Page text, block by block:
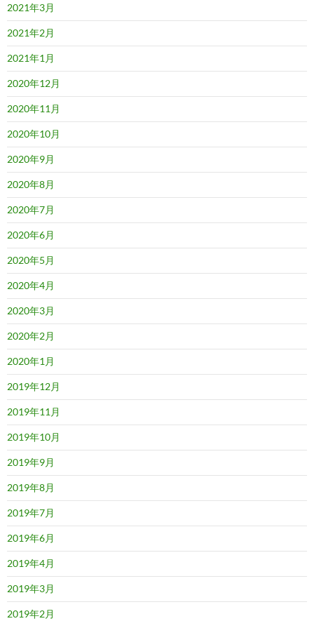
2021年3月
2021年2月
2021年1月
2020年12月
2020年11月
2020年10月
2020年9月
2020年8月
2020年7月
2020年6月
2020年5月
2020年4月
2020年3月
2020年2月
2020年1月
2019年12月
2019年11月
2019年10月
2019年9月
2019年8月
2019年7月
2019年6月
2019年4月
2019年3月
2019年2月